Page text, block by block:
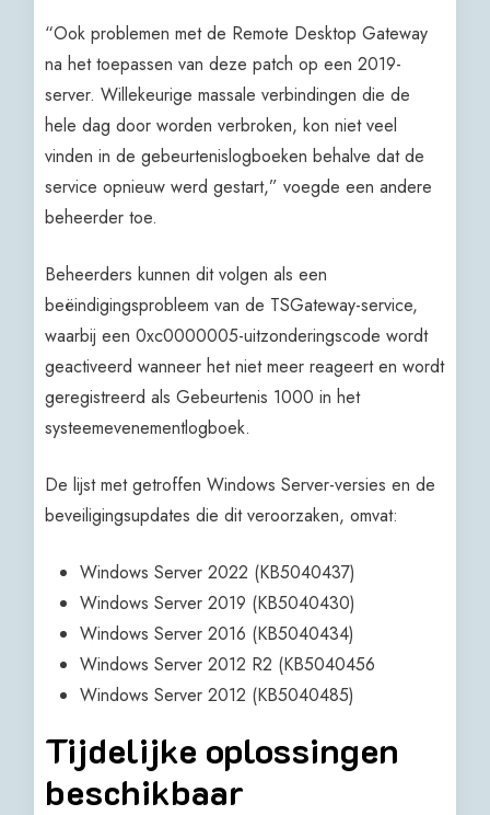
“Ook problemen met de Remote Desktop Gateway
na het toepassen van deze patch op een 2019-
server. Willekeurige massale verbindingen die de
hele dag door worden verbroken, kon niet veel
vinden in de gebeurtenislogboeken behalve dat de
service opnieuw werd gestart,” voegde een andere
beheerder toe.
Beheerders kunnen dit volgen als een
beëindigingsprobleem van de TSGateway-service,
waarbij een 0xc0000005-uitzonderingscode wordt
geactiveerd wanneer het niet meer reageert en wordt
geregistreerd als Gebeurtenis 1000 in het
systeemevenementlogboek.
De lijst met getroffen Windows Server-versies en de
beveiligingsupdates die dit veroorzaken, omvat:
Windows Server 2022 (KB5040437)
Windows Server 2019 (KB5040430)
Windows Server 2016 (KB5040434)
Windows Server 2012 R2 (KB5040456
Windows Server 2012 (KB5040485)
Tijdelijke oplossingen
beschikbaar